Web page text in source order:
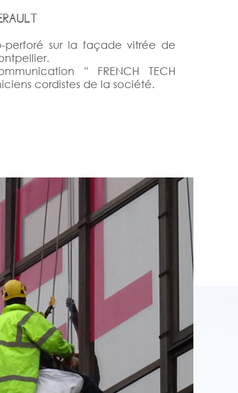
perforé sur la façade vitrée de
" FRENCH TECH
cordistes de la société.